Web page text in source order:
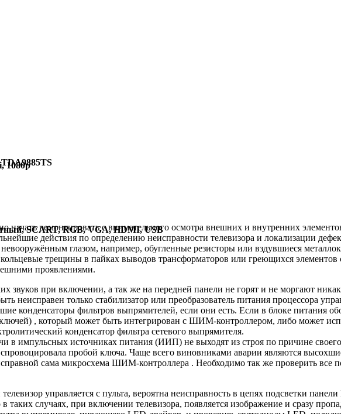
1080p
SCART, RGB, VGA, HDMI, USB
начать ремонтировать с внимательного осмотра внешних и внутренних
действия по определению неисправности телевизора и локализации
глазом, например, обугленные резисторы или вздувшиеся
трещины в пайках выводов трансформаторов или греющихся
проявлениями.
звуков при включении, а так же на передней панели не горят и не моргают
неисправен только стабилизатор или преобразователь питания процессора
конденсаторы фильтров выпрямителей, если они есть. Если в блоке питания
, который может быть интегрирован с ШИМ-контроллером, либо может
конденсатор фильтра сетевого выпрямителя.
импульсных источниках питания (ИИП) не выходят из строя по причине своего
пробой ключа. Чаще всего виновниками аварии являются
сама микросхема ШИМ-контроллера . Необходимо так же проверить все
управляется с пульта, вероятна неисправность в цепях подсветки
таких случаях, при включении телевизора, появляется изображение и сразу